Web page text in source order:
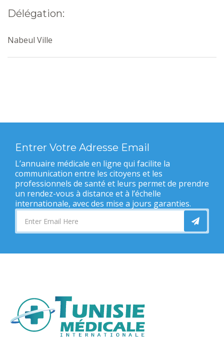
Délégation:
Nabeul Ville
Entrer Votre Adresse Email
L’annuaire médicale en ligne qui facilite la
communication entre les citoyens et les
professionnels de santé et leurs permet de prendre
un rendez-vous à distance et à l’échelle
internationale, avec des mise a jours garanties.